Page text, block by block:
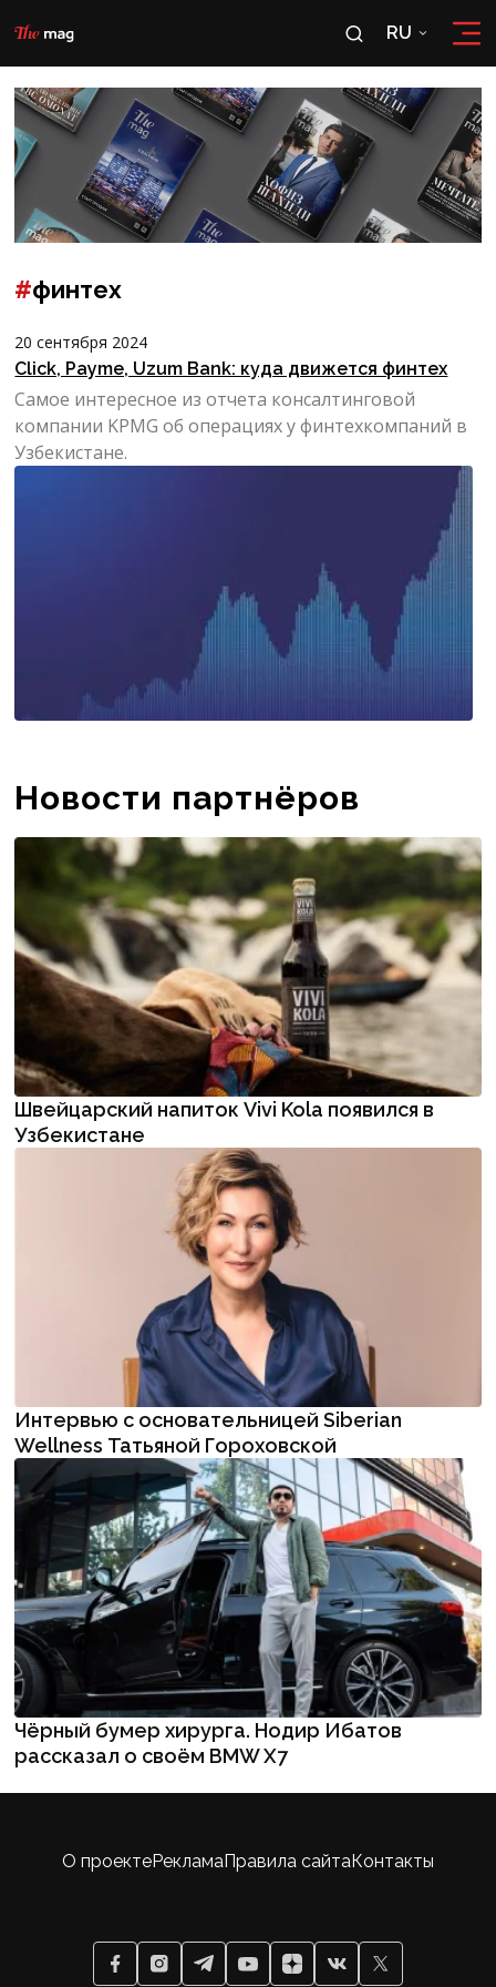
RU
RU
OʻZ
#финтех
20 сентября 2024
Click, Payme, Uzum Bank: куда движется финтех
Самое интересное из отчета консалтинговой
компании KPMG об операциях у финтехкомпаний в
Узбекистане.
Новости партнёров
Швейцарский напиток Vivi Kola появился в
Узбекистане
Интервью с основательницей Siberian
Wellness Татьяной Гороховской
Чёрный бумер хирурга. Нодир Ибатов
рассказал о своём BMW X7
О проектеРекламаПравила сайтаКонтакты